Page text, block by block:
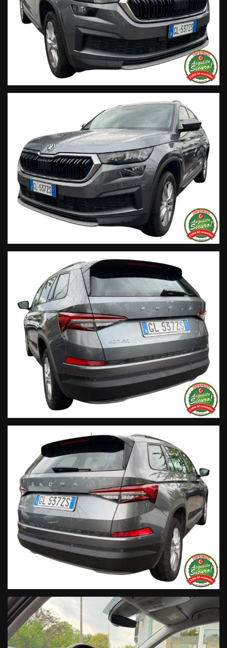
Segui Automobili Vendraminie leggi le recensioni che
descrivono l’esperienza dei nostri clienti:
• Sul nostro sito ufficiale www.automobilivendramini.it dove
potrai trovare l’intero parco auto aggiornato, maggiori foto e
info per ogni singola vettura, i nostri servizi e la nostra storia.
• Sulla nostra pagina Facebook
• Sulla nostra pagina Instagram
• Sul nostro profilo Google Business
al lunedì al venerdi 08:30 12:00 –
14:30/19:30 Sabato 8:30 12:30 14.30 18.30
Trasparenza:
• Si precisa che le informazioni contenute negli annunci
online e nel proprio sito web sono state compilate con cura
affinché siano il più complete e precise; tuttavia possono
contenere errori e omissioni. Si declina ogni responsabilità
per eventuali involontarie incongruenze che non
rappresentano un impegno contrattuale.